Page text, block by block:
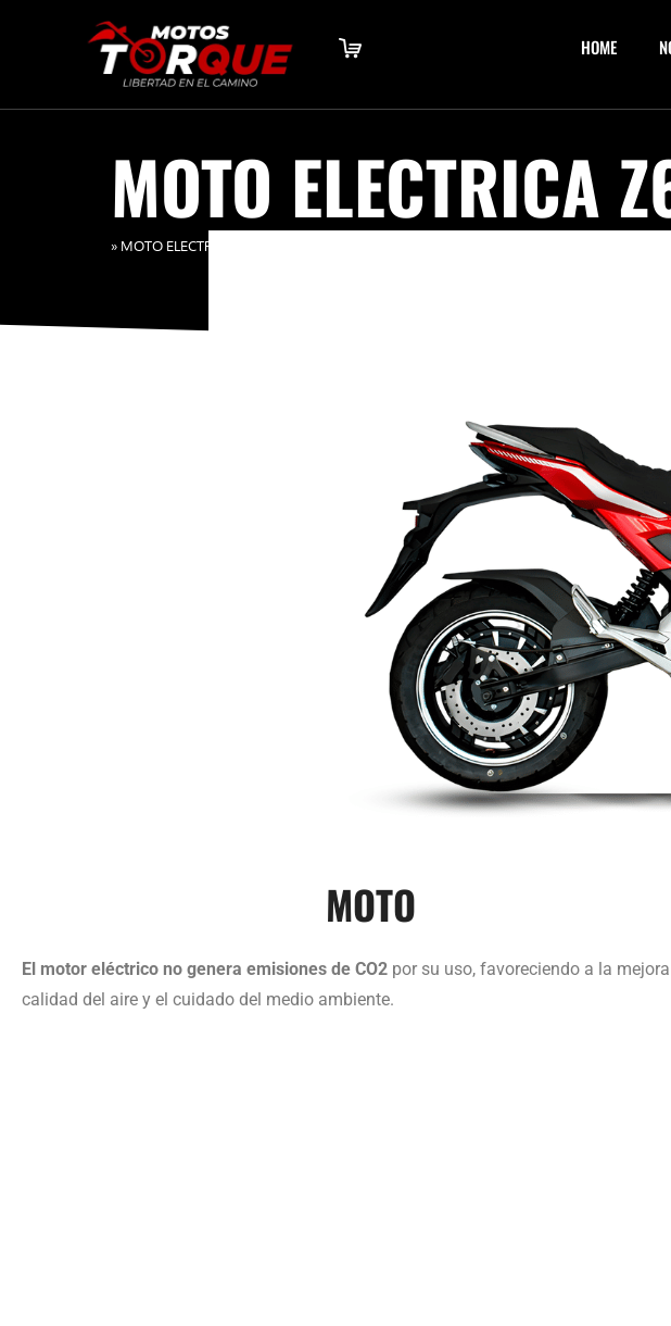
HOME
MOTO ELECTRICA
» MOTO ELECTRICA Z6 LITIO YADEA
MOTO
El motor eléctrico no genera emisiones de CO2 por su uso, favoreciendo a la
calidad del aire y el cuidado del medio ambiente.